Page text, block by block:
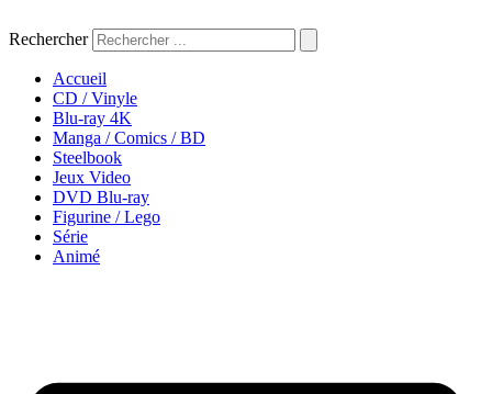
au
Rechercher
Accueil
CD / Vinyle
Blu-ray 4K
Manga / Comics / BD
Steelbook
Jeux Video
DVD Blu-ray
Figurine / Lego
Série
Animé